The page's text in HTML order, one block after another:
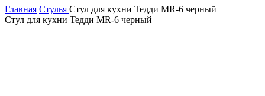
Главная Стулья Стул для кухни Тедди MR-6 черный
Стул для кухни Тедди MR-6 черный